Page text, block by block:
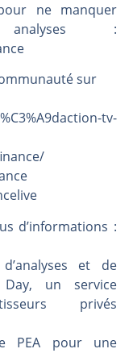
ne manquer
:
sur
tv-
d’informations :
et de
un service
privés
PEA pour une